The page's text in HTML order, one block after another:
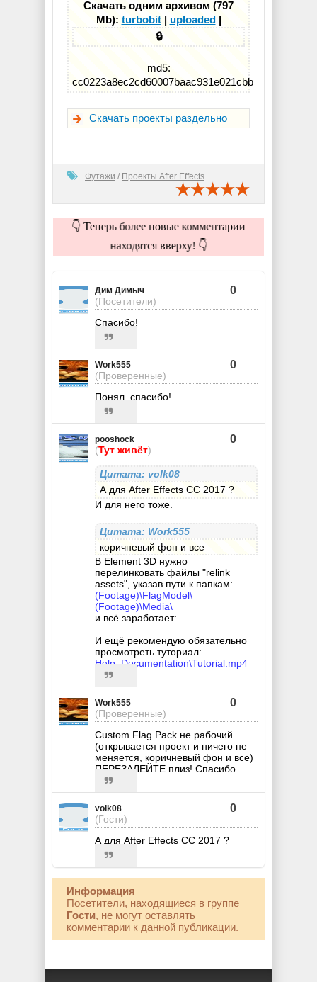
Скачать одним архивом (797
Mb): turbobit| uploaded|
🔒
md5:
cc0223a8ec2cd60007baac931e021cbb
Скачать проекты раздельно
Футажи / Проекты After Effects
👇 Теперь более новые комментарии
находятся вверху! 👇
Дим Димыч
(Посетители)
0
Спасибо!
Work555
(Проверенные)
0
Понял, спасибо!
pooshock
(Тут живёт)
0
Цитата: volk08
А для After Effects CC 2017 ?
И для него тоже.
Цитата: Work555
коричневый фон и все
В Element 3D нужно
перелинковать файлы "relink
assets", указав пути к папкам:
(Footage)\FlagModel\
(Footage)\Media\
и всё заработает:
И ещё рекомендую обязательно
просмотреть туториал:
Help_Documentation\Tutorial.mp4
Work555
(Проверенные)
0
Custom Flag Pack не рабочий
(открывается проект и ничего не
меняется, коричневый фон и все)
ПЕРЕЗАЛЕЙТЕ плиз! Спасибо.....
volk08
(Гости)
0
А для After Effects CC 2017 ?
Информация
Посетители, находящиеся в группе
Гости, не могут оставлять
комментарии к данной публикации.